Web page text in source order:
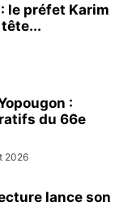
le préfet Karim
:
du 66e
2026
lance son